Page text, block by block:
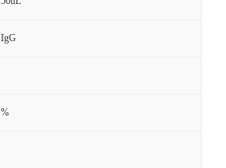
IgG
%